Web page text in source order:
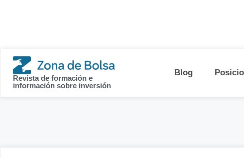
Revista de formación e
información sobre inversión
Blog